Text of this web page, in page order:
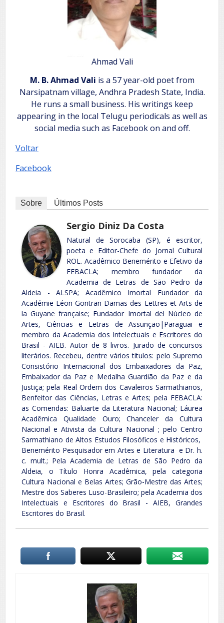
Ahmad Vali
M. B. Ahmad Vali is a 57 year-old poet from
Narsipatnam village, Andhra Pradesh State, India.
He runs a small business. His writings keep
appearing in the local Telugu periodicals as well as
social media such as Facebook on and off.
Voltar
Facebook
Sobre Últimos Posts
Sergio Diniz Da Costa
Natural de Sorocaba (SP), é escritor,
poeta e Editor-Chefe do Jornal Cultural
ROL. Acadêmico Benemérito e Efetivo da
FEBACLA; membro fundador da
Academia de Letras de São Pedro da
Aldeia - ALSPA; Acadêmico Imortal Fundador da
Académie Léon-Gontran Damas des Lettres et Arts de
la Guyane française; Fundador Imortal del Núcleo de
Artes, Ciências e Letras de Assunção|Paraguai e
membro da Academia dos Intelectuais e Escritores do
Brasil - AIEB. Autor de 8 livros. Jurado de concursos
literários. Recebeu, dentre vários titulos: pelo Supremo
Consistório Internacional dos Embaixadores da Paz,
Embaixador da Paz e Medalha Guardião da Paz e da
Justiça; pela Real Ordem dos Cavaleiros Sarmathianos,
Benfeitor das Ciências, Letras e Artes; pela FEBACLA:
as Comendas: Baluarte da Literatura Nacional; Láurea
Acadêmica Qualidade Ouro; Chanceler da Cultura
Nacional e Ativista da Cultura Nacional ; pelo Centro
Sarmathiano de Altos Estudos Filosóficos e Históricos,
Benemérito Pesquisador em Artes e Literatura e Dr. h.
c. mult.; Pela Academia de Letras de São Pedro da
Aldeia, o Título Honra Acadêmica, pela categoria
Cultura Nacional e Belas Artes; Grão-Mestre das Artes;
Mestre dos Saberes Luso-Brasileiro; pela Academia dos
Intelectuais e Escritores do Brasil - AIEB, Grandes
Escritores do Brasil.